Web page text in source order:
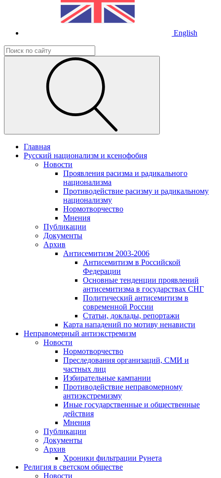
English
Главная
Русский национализм и ксенофобия
Новости
Проявления расизма и радикального
национализма
Противодействие расизму и радикальному
национализму
Нормотворчество
Мнения
Публикации
Документы
Архив
Антисемитизм 2003-2006
Антисемитизм в Российской
Федерации
Основные тенденции проявлений
антисемитизма в государствах СНГ
Политический антисемитизм в
современной России
Статьи, доклады, репортажи
Карта нападений по мотиву ненависти
Неправомерный антиэкстремизм
Новости
Нормотворчество
Преследования организаций, СМИ и
частных лиц
Избирательные кампании
Противодействие неправомерному
антиэкстремизму
Иные государственные и общественные
действия
Мнения
Публикации
Документы
Архив
Хроники фильтрации Рунета
Религия в светском обществе
Новости